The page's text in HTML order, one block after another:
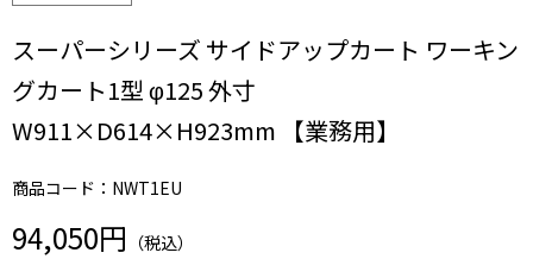
スーパーシリーズ サイドアップカート ワーキン
グカート1型 φ125 外寸
W911×D614×H923mm 【業務用】
商品コード：NWT1EU
94,050円 （税込）